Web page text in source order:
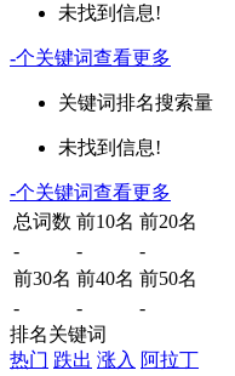
未找到信息!
-个关键词查看更多
关键词排名搜索量
未找到信息!
-个关键词查看更多
总词数 前10名 前20名
-
-
-
前30名 前40名 前50名
-
-
-
排名关键词
热门 跌出 涨入 阿拉丁